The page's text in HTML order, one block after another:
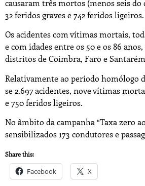
causaram três mortos (menos seis do
32 feridos graves e 742 feridos ligeiros.
Os acidentes com vítimas mortais,
e com idades entre os 50 e os 86
distritos de Coimbra, Faro e
Relativamente ao período homólogo
se 2.697 acidentes, nove vítimas
e 750 feridos ligeiros.
No âmbito da campanha “Taxa zero
sensibilizados 173 condutores e
Share this:
Facebook X